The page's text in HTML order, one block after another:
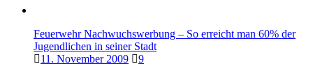
Feuerwehr Nachwuchswerbung – So erreicht man 60% der
Jugendlichen in seiner Stadt
11. November 2009
9